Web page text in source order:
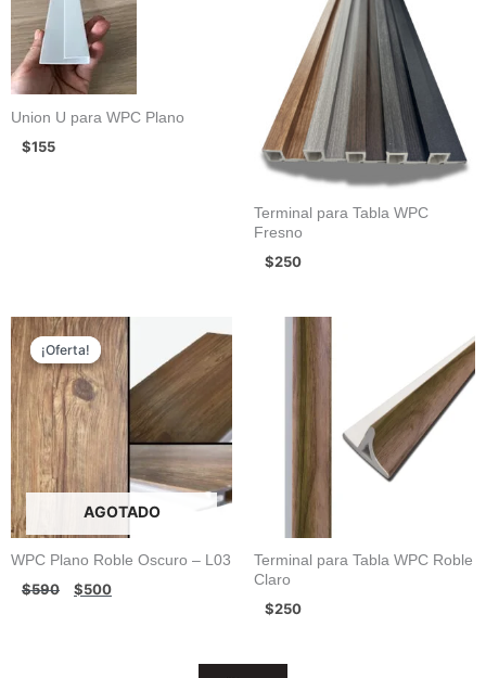
Union U para WPC Plano
$155
Terminal para Tabla WPC
Fresno
$250
¡Oferta!
AGOTADO
¡Oferta!
WPC Plano Roble Oscuro – L03
$590
El
precio
original
era:
$590.
$500
El
precio
actual
es:
$500.
Terminal para Tabla WPC Roble
Claro
$250